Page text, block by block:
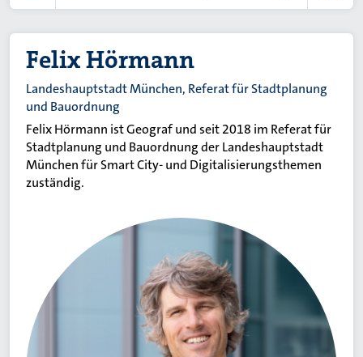
Felix Hörmann
Landeshauptstadt München, Referat für Stadtplanung
und Bauordnung
Felix Hörmann ist Geograf und seit 2018 im Referat für
Stadtplanung und Bauordnung der Landeshauptstadt
München für Smart City- und Digitalisierungsthemen
zuständig.